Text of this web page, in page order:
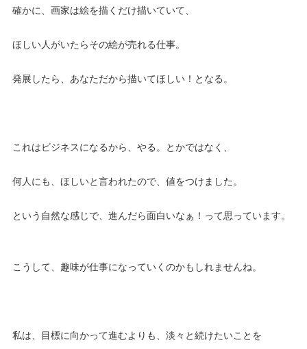
確かに、画家は絵を描くだけ描いていて、
ほしい人がいたらその絵が売れる仕事。
発展したら、あなただから描いてほしい！となる。
これはビジネスになるから、やる。とかではなく、
何人にも、ほしいと言われたので、値をつけました。
という自然な感じで、進んだら面白いなぁ！って思っています。
こうして、趣味が仕事になっていくのかもしれませんね。
私は、目標に向かって進むよりも、淡々と続けたいことを